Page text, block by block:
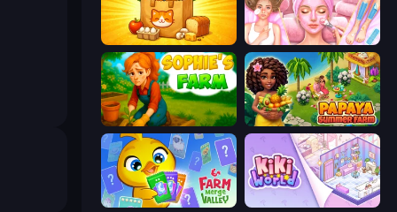
Farm Merge Market BFF Makeover - Spa & Dress Up
Sophie's Farm Papaya Summer Farm
Farm Merge Valley KiKi World